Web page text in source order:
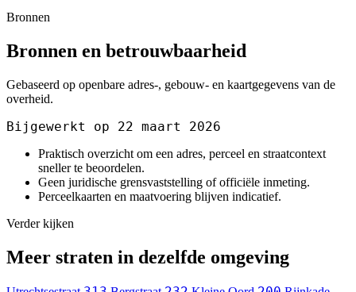
Bronnen
Bronnen en betrouwbaarheid
Gebaseerd op openbare adres-, gebouw- en kaartgegevens van de
overheid.
Bijgewerkt op 22 maart 2026
Praktisch overzicht om een adres, perceel en straatcontext
sneller te beoordelen.
Geen juridische grensvaststelling of officiële inmeting.
Perceelkaarten en maatvoering blijven indicatief.
Verder kijken
Meer straten in dezelfde omgeving